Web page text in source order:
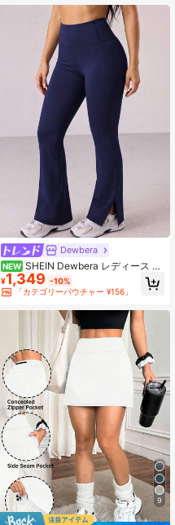
Dewbera
NEW SHEIN Dewbera レディース 無
地 カジュアル ハイウエスト フレア
スプリットヘム スポーツ ロングパン
ツ
¥1,349 -10%
「カテゴリーバウチャー ¥156」
9